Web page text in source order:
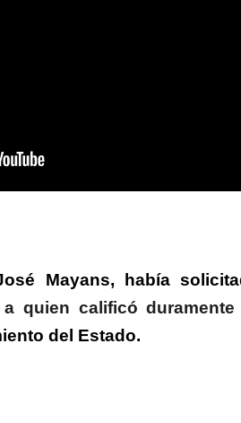
Mayans, había
quien calificó
del Estado.